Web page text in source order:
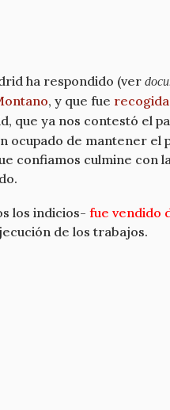
ha respondido (ver
, y que fue
que ya nos contestó el
ocupado de mantener el
confiamos culmine con
los indicios- fue vendido
de los trabajos.